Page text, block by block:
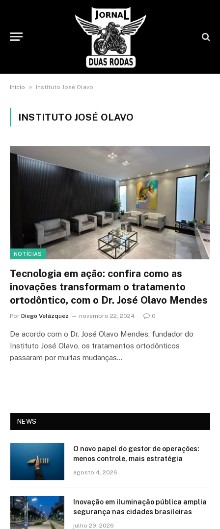
Início » Instituto José Olavo
INSTITUTO JOSÉ OLAVO
NOTÍCIAS
Tecnologia em ação: confira como as
inovações transformam o tratamento
ortodôntico, com o Dr. José Olavo Mendes
Por Diego Velázquez novembro 22, 2024 0
De acordo com o Dr. José Olavo Mendes, fundador do
Instituto José Olavo, os tratamentos ortodônticos
passaram por muitas mudanças…
NEWS
O novo papel do gestor de operações:
menos controle, mais estratégia
agosto 4, 2026
Inovação em iluminação pública amplia
segurança nas cidades brasileiras
julho 29, 2026